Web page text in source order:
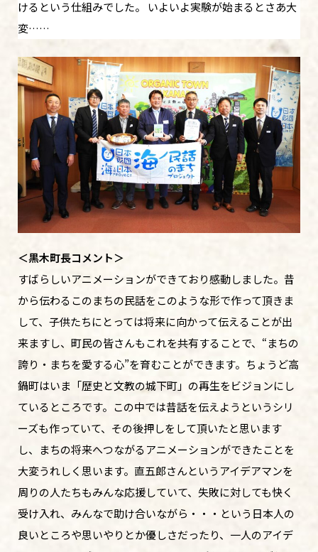
けるという仕組みでした。 いよいよ実験が始まるとさあ大
変……
＜黒木町長コメント＞
すばらしいアニメーションができており感動しました。昔
から伝わるこのまちの民話をこのような形で作って頂きま
して、子供たちにとっては将来に向かって伝えることが出
来ますし、町民の皆さんもこれを共有することで、“まちの
誇り・まちを愛する心”を育むことができます。ちょうど高
鍋町はいま「歴史と文教の城下町」の再生をビジョンにし
ているところです。この中では昔話を伝えようというシリ
ーズも作っていて、その後押しをして頂いたと思います
し、まちの将来へつながるアニメーションができたことを
大変うれしく思います。直五郎さんというアイデアマンを
周りの人たちもみんな応援していて、失敗に対しても快く
受け入れ、みんなで助け合いながら・・・という日本人の
良いところや思いやりとか優しさだったり、一人のアイデ